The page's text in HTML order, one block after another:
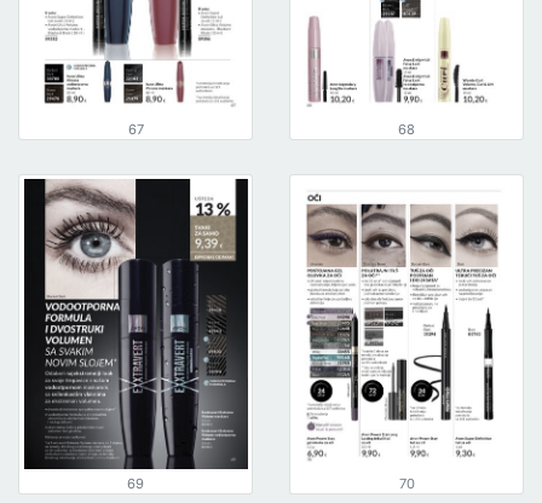
67 68
69 70